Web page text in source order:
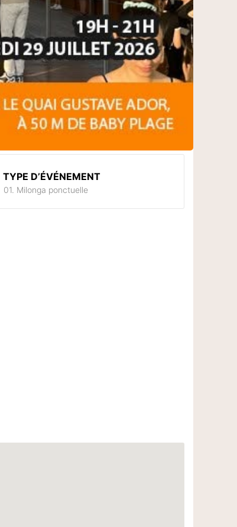
TYPE D’ÉVÉNEMENT
01. Milonga ponctuelle